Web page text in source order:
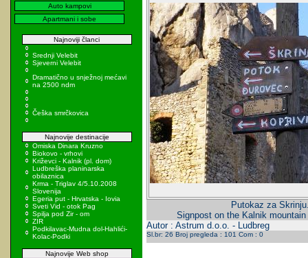
Auto kampovi
Apartmani i sobe
Najnoviji članci
Srednji Velebit
Sjeverni Velebit
Dramatično u snježnoj mećavi
na 2500 ndm
Češka smrčkovica
Najnovije destinacije
Omiska Dinara Kruzno
Biokovo - vrhovi
Križevci - Kalnik (pl. dom)
Ludbreška planinarska
obilaznica
Krma - Triglav 4/5.10.2008
Slovenija
Egeria put - Hrvatska - Iovia
Sveti Vid - otok Pag
Spilja pod Zir - om
ZIR
Podkilavac-Mudna dol-Hahlići-
Kolac-Podki
Najnovije Web shop
Putokaz za
Signpost on the Kalnik
Autor : Astrum d.o.o. - Ludbreg
Sl.br: 26 Broj pregleda : 101 Com : 0